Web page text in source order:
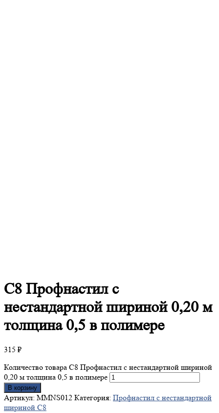
C8 Профнастил с
нестандартной шириной 0,20 м
толщина 0,5 в полимере
315 ₽
Количество товара C8 Профнастил с нестандартной шириной
0,20 м толщина 0,5 в полимере
В корзину
Артикул: MMNS012 Категория: Профнастил с нестандартной
шириной С8